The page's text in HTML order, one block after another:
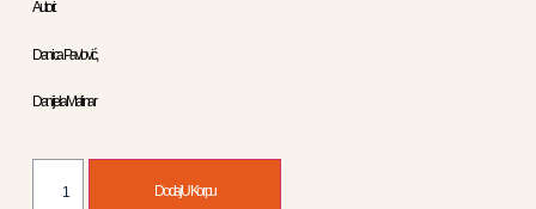
Autori:
Danica Pavlović,
Danijela Malinar
Dodaj U Korpu